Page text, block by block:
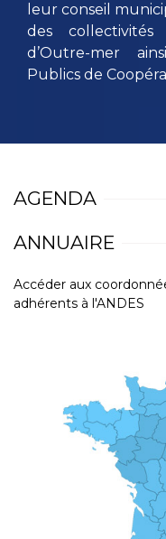
leur conseil
des
d’Outre-mer
Publics de
AGENDA
ANNUAIRE
Accéder aux
adhérents à l'ANDES